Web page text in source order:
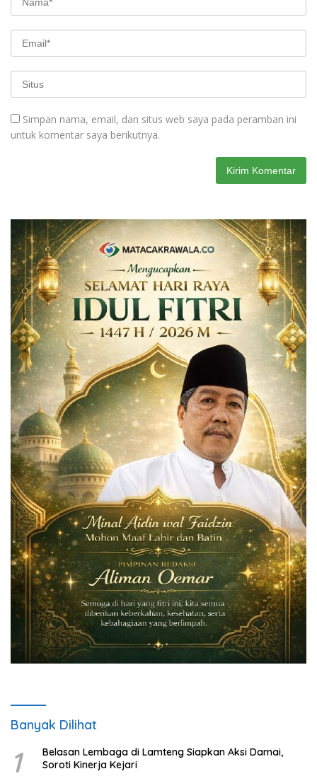
Simpan nama, email, dan situs web saya pada peramban ini
untuk komentar saya berikutnya.
Banyak Dilihat
1
Belasan Lembaga di Lamteng Siapkan Aksi Damai,
Soroti Kinerja Kejari